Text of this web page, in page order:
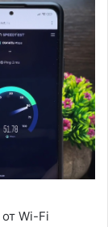
Wi-Fi